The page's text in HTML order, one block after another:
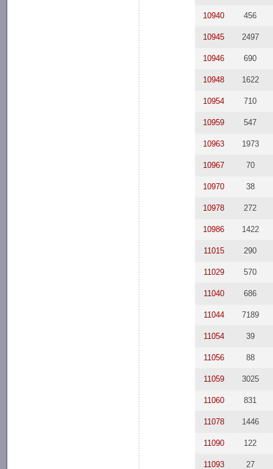
10940 456
10945 2497
10946 690
10948 1622
10954 710
10959 547
10963 1973
10967 70
10970 38
10978 272
10986 1422
11015 290
11029 570
11040 686
11044 7189
11054 39
11056 88
11059 3025
11060 831
11078 1446
11090 122
11093 27